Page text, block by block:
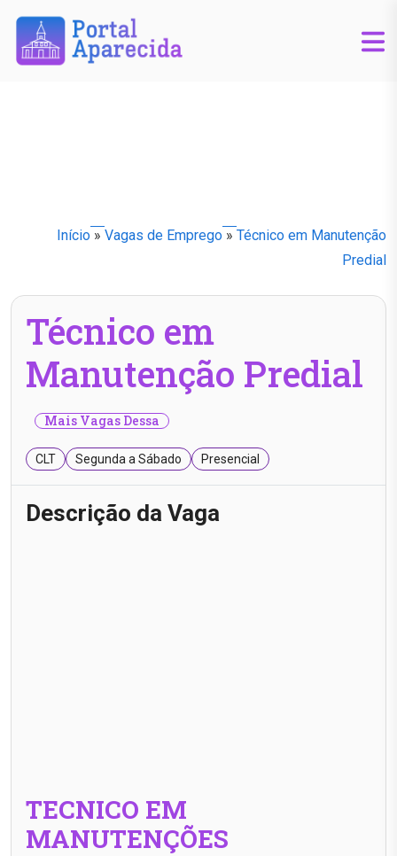
Início » Vagas de Emprego » Técnico em Manutenção
Predial
Técnico em
Manutenção Predial
Mais Vagas Dessa
CLT Segunda a Sábado Presencial
Descrição da Vaga
TECNICO EM
MANUTENÇÕES